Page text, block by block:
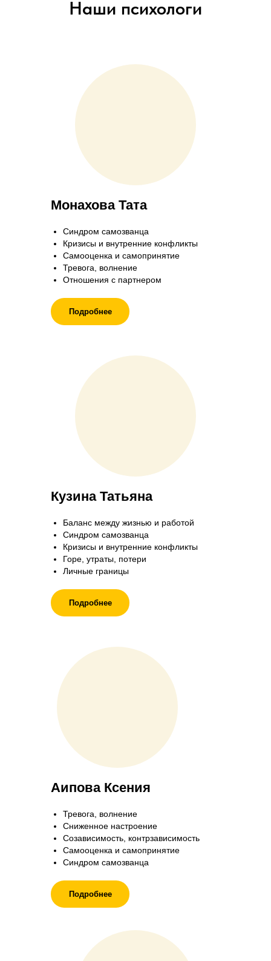
Наши психологи
Монахова Тата
Синдром самозванца
Кризисы и внутренние конфликты
Самооценка и самопринятие
Тревога, волнение
Отношения с партнером
Аипова Ксения
Тревога, волнение
Сниженное настроение
Созависимость, контрзависимость
Самооценка и самопринятие
Синдром самозванца
Подробнее
Подробнее
Подробнее
Кузина Татьяна
Баланс между жизнью и работой
Синдром самозванца
Кризисы и внутренние конфликты
Горе, утраты, потери
Личные границы